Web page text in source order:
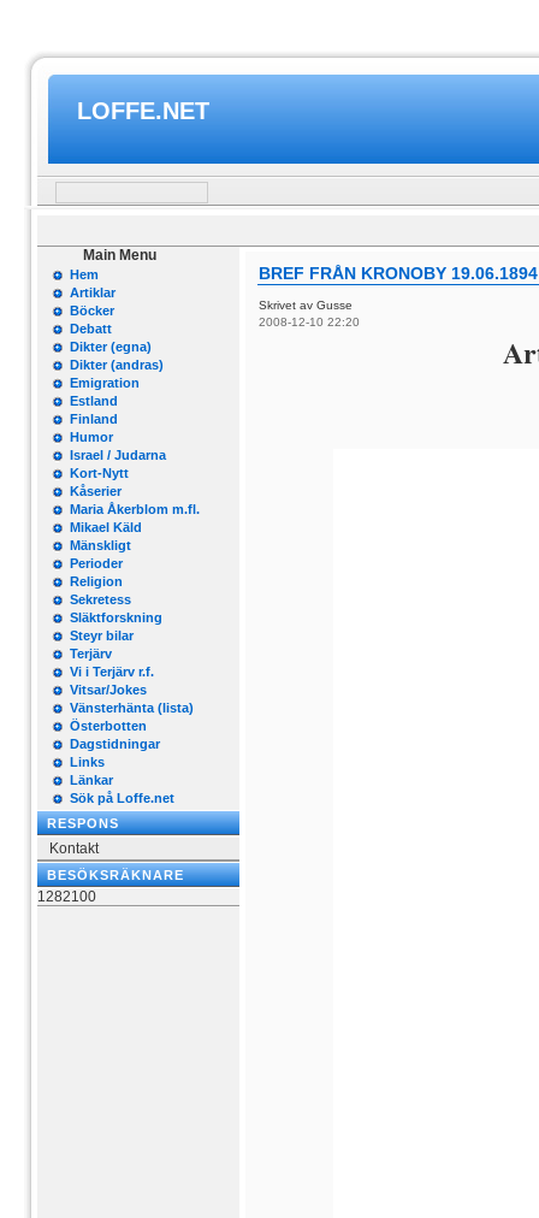
LOFFE.NET
Main Menu
Hem
Artiklar
Böcker
Debatt
Dikter (egna)
Dikter (andras)
Emigration
Estland
Finland
Humor
Israel / Judarna
Kort-Nytt
Kåserier
Maria Åkerblom m.fl.
Mikael Käld
Mänskligt
Perioder
Religion
Sekretess
Släktforskning
Steyr bilar
Terjärv
Vi i Terjärv r.f.
Vitsar/Jokes
Vänsterhänta (lista)
Österbotten
Dagstidningar
Links
Länkar
Sök på Loffe.net
RESPONS
Kontakt
BESÖKSRÄKNARE
1282100
BREF FRÅN KRONOBY 19.06.1894
Skrivet av Gusse
2008-12-10 22:20